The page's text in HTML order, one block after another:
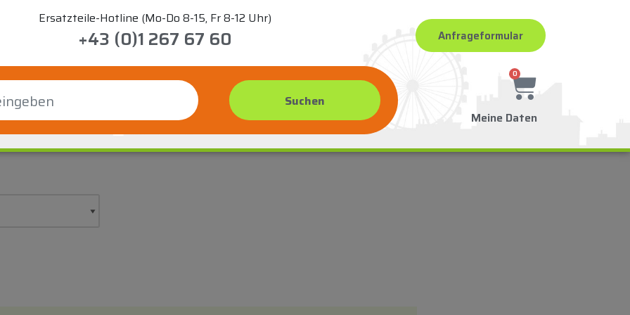
Ersatzteile-Hotline (Mo-Do 8-15, Fr 8-12 Uhr)
+43 (0)1 267 67 60 Anfrageformular
0
Meine Daten